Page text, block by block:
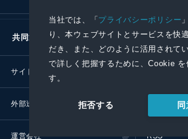
当社では、「プライバシーポリシー
り、本ウェブサイトとサービスを快
だき、また、どのように活用されて
で詳しく把握するために、Cookie を
す。
拒否する
共同通信社グループ
サイトポリシー
外部送信ポリシー プレスリリ
運営会社 RSS